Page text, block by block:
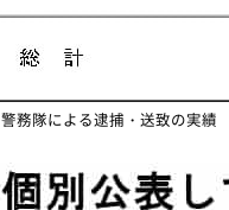
警務隊による逮捕・送致の実